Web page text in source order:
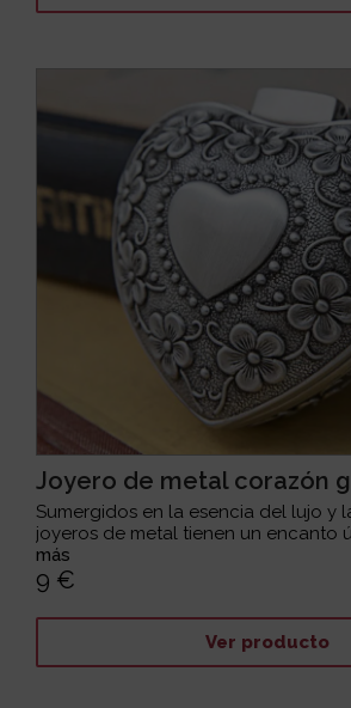
Joyero de metal corazón
Sumergidos en la esencia del lujo y
joyeros de metal tienen un encanto
más
9 €
Ver producto